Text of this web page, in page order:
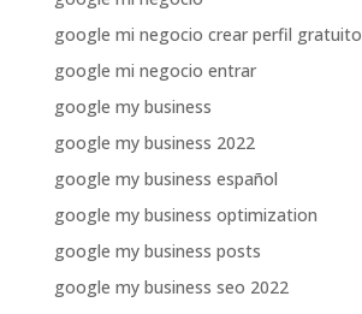
google mi negocio crear perfil gratuito
google mi negocio entrar
google my business
google my business 2022
google my business español
google my business optimization
google my business posts
google my business seo 2022